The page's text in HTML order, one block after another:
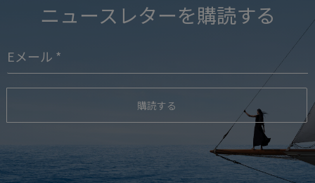
ニュースレターを購読する
購読する